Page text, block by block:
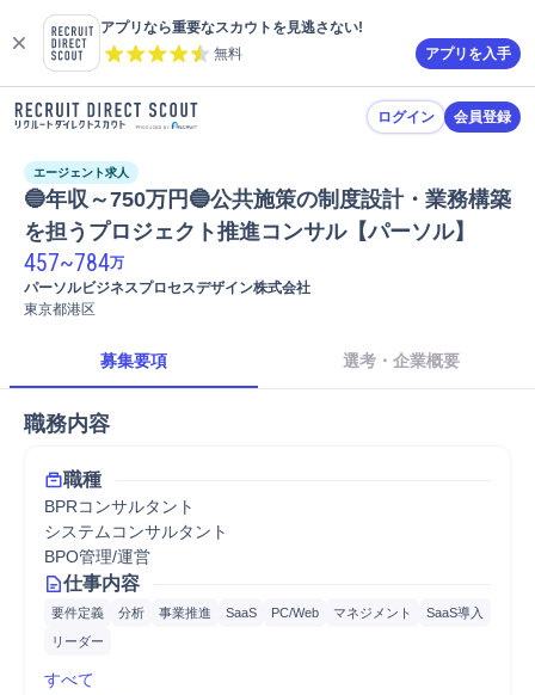
アプリなら重要なスカウトを見逃さない!
無料
アプリを入手
ログイン 会員登録
エージェント求人
🔵年収～750万円🔵公共施策の制度設計・業務構築
を担うプロジェクト推進コンサル【パーソル】
457~784万
パーソルビジネスプロセスデザイン株式会社
東京都港区
募集要項 選考・企業概要
職務内容
職種
BPRコンサルタント
システムコンサルタント
BPO管理/運営
仕事内容
要件定義 分析 事業推進 SaaS PC/Web マネジメント
SaaS導入
リーダー
すべて